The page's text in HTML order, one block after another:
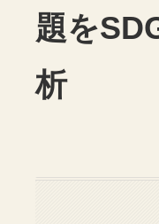
題を
析